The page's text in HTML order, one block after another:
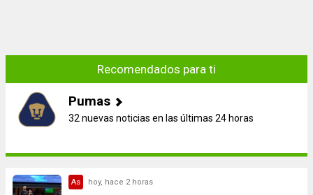
Recomendados para ti
Pumas
32 nuevas noticias en las últimas 24 horas
As hoy, hace 2 horas